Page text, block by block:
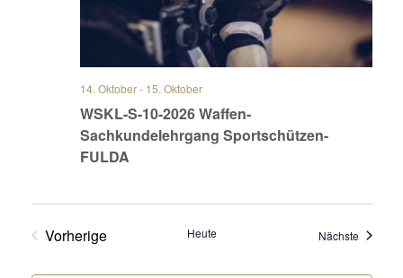
WSKL-S-10-2026 Waffen-
Sachkundelehrgang Sportschützen-
FULDA
14. Oktober- 15. Oktober
Vorherige
Heute Nächste